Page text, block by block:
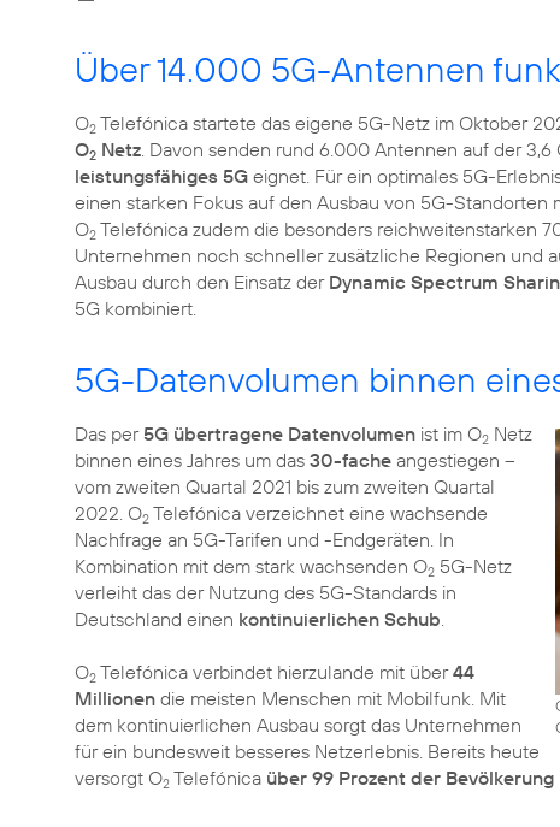
Über 14.000 5G-Antennen
O2 Telefónica startete das eigene 5G-Netz im Oktober
O2 Netz . Davon senden rund 6.000 Antennen auf der
leistungsfähiges 5G eignet. Für ein optimales 5G-
einen starken Fokus auf den Ausbau von 5G-
O2 Telefónica zudem die besonders reichweitenstarken
Unternehmen noch schneller zusätzliche Regionen und
Ausbau durch den Einsatz der Dynamic Spectrum
5G kombiniert.
5G-Datenvolumen binnen
Das per5G übertragene Datenvolumen ist im O2 Netz
binnen eines Jahres um das 30-fache angestiegen –
vom zweiten Quartal 2021 bis zum zweiten Quartal
2022. O2 Telefónica verzeichnet eine wachsende
Nachfrage an 5G-Tarifen und -Endgeräten. In
Kombination mit dem stark wachsenden O2 5G-Netz
verleiht das der Nutzung des 5G-Standards in
Deutschland einen kontinuierlichen Schub
O2 Telefónica verbindet hierzulande mit über44
Millionen die meisten Menschen mit Mobilfunk. Mit
dem kontinuierlichen Ausbau sorgt das Unternehmen
für ein bundesweit besseres Netzerlebnis. Bereits heute
versorgt O2 Telefónica über 99 Prozent der Bevölkerung